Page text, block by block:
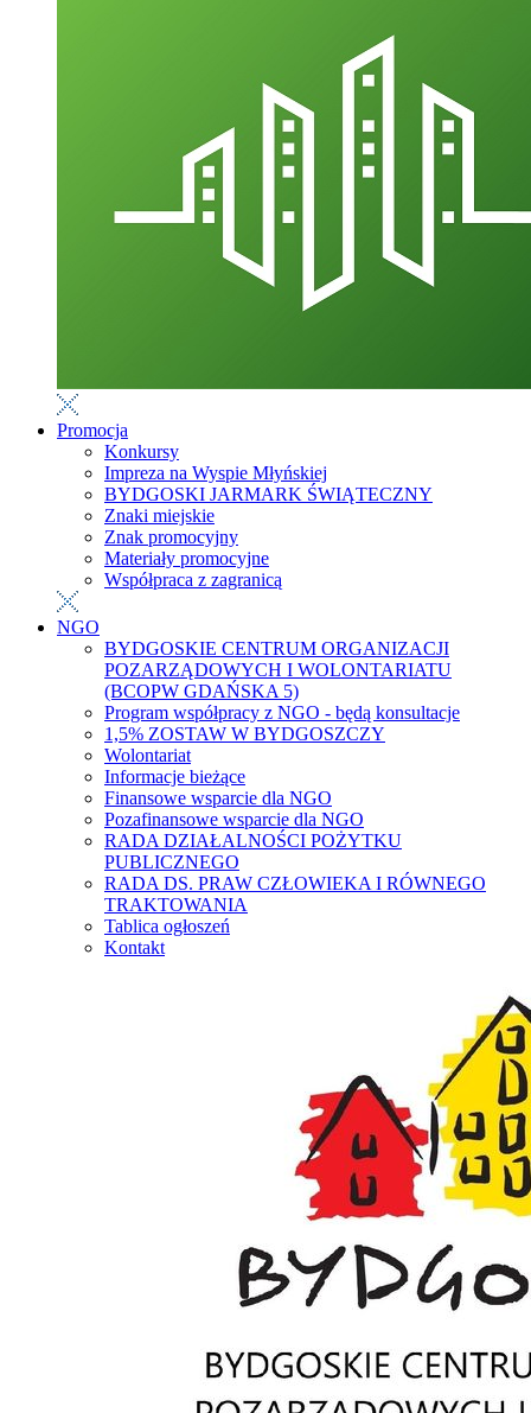
Promocja
Konkursy
Impreza na Wyspie Młyńskiej
BYDGOSKI JARMARK ŚWIĄTECZNY
Znaki miejskie
Znak promocyjny
Materiały promocyjne
Współpraca z zagranicą
NGO
BYDGOSKIE CENTRUM ORGANIZACJI
POZARZĄDOWYCH I WOLONTARIATU
(BCOPW GDAŃSKA 5)
Program współpracy z NGO - będą konsultacje
1,5% ZOSTAW W BYDGOSZCZY
Wolontariat
Informacje bieżące
Finansowe wsparcie dla NGO
Pozafinansowe wsparcie dla NGO
RADA DZIAŁALNOŚCI POŻYTKU
PUBLICZNEGO
RADA DS. PRAW CZŁOWIEKA I RÓWNEGO
TRAKTOWANIA
Tablica ogłoszeń
Kontakt